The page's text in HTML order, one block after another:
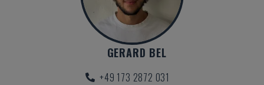
GERARD BEL
+49 173 2872 031